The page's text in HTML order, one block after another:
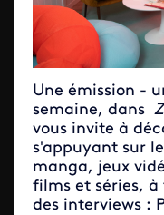
Une émission -
semaine, dans
vous invite à
s'appuyant sur
manga, jeux
films et séries, à
des interviews :